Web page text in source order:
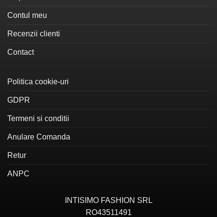
Contul meu
Recenzii clienti
Contact
Politica cookie-uri
GDPR
Termeni si conditii
Anulare Comanda
Retur
ANPC
INTISIMO FASHION SRL
RO43511491